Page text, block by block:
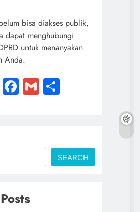
bisa diakses publik,
dapat menghubungi
untuk menanyakan
Anda.
WhatsApp
Facebook
Gmail
SEARCH